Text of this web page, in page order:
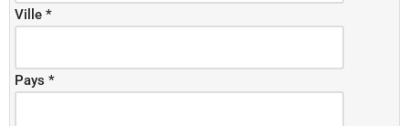
Ville *
Pays *